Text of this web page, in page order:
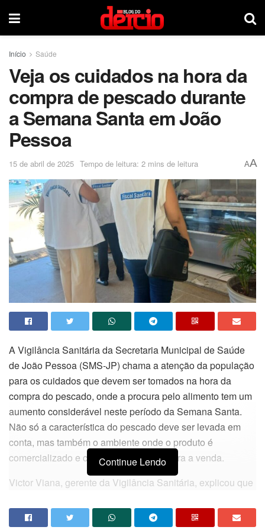
Início Saúde
Veja os cuidados na hora da
compra de pescado durante
a Semana Santa em João
Pessoa
15 de abril de 2025 Tempo de leitura: 2 mins de leitura AA
A Vigilância Sanitária da Secretaria Municipal de Saúde
de João Pessoa (SMS-JP) chama a atenção da população
para os cuidados que devem ser tomados na hora da
compra do pescado, onde a procura pelo alimento tem um
aumento considerável neste período da Semana Santa.
Não só a característica do pescado deve ser levada em
conta, mas também o ambiente onde o produto é
comercializado e como ele é exposto para a venda.
Victor Viana, gerente da Vigilância Sanitária, explicou que
consumidor observe com atenção o estado do alimento,
Continue Lendo